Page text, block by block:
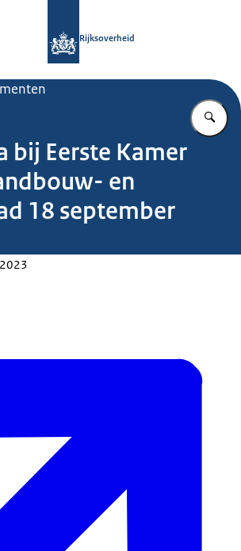
Rijksoverheid
bij Eerste Kamer
en
18 september